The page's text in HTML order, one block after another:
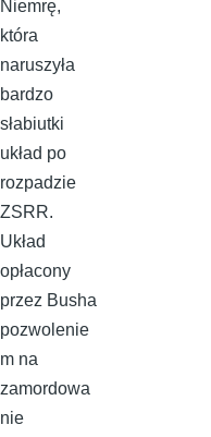
Niemrę,
która
naruszyła
bardzo
słabiutki
układ po
rozpadzie
ZSRR.
Układ
opłacony
przez Busha
pozwolenie
m na
zamordowa
nie